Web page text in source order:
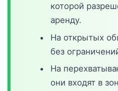
которой
аренду.
На открытых
без
На
они входят в